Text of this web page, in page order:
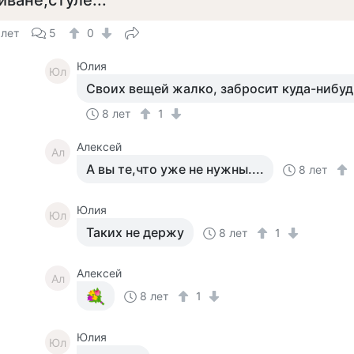
5 0
Юл Юлия
Своих вещей жалко, забросит куда-
8 лет 1
Ал Алексей
А вы те,что уже не нужны.... 8 лет
Юл Юлия
Таких не держу 8 лет 1
Ал
Алексей
8 лет
1
Юл Юлия